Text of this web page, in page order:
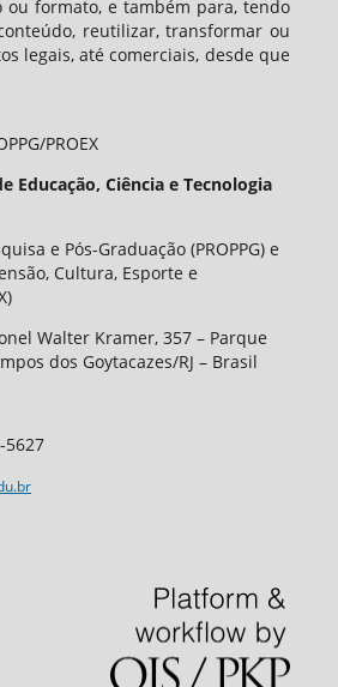
formato, e também para, tendo
reutilizar, transformar ou
legais, até comerciais, desde que
PROEX
Educação, Ciência e Tecnologia
e Pós-Graduação (PROPPG) e
Cultura, Esporte e
Walter Kramer, 357 – Parque
dos Goytacazes/RJ – Brasil
5627